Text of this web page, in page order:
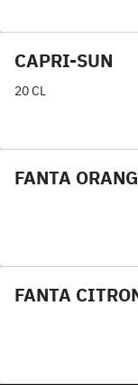
CAPRI-SUN
20 CL
FANTA
FANTA